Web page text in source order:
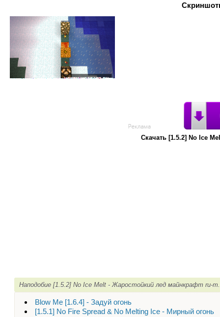
Скачать [1.5.2] No Ice
Наподобие [1.5.2] No Ice Melt - Жаростойкий лед майнкрафт ru-
Blow Me [1.6.4] - Задуй огонь
[1.5.1] No Fire Spread & No Melting Ice - Мирный огонь